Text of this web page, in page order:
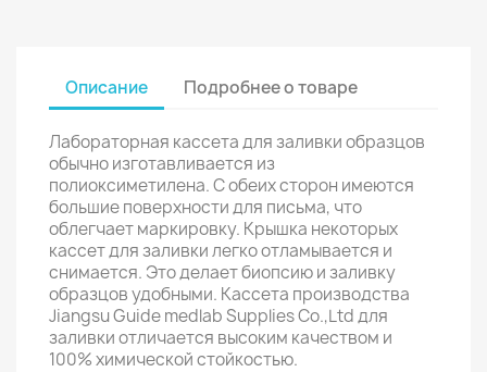
Описание Подробнее о товаре
Лабораторная кассета для заливки образцов
обычно изготавливается из
полиоксиметилена. С обеих сторон имеются
большие поверхности для письма, что
облегчает маркировку. Крышка некоторых
кассет для заливки легко отламывается и
снимается. Это делает биопсию и заливку
образцов удобными. Кассета производства
Jiangsu Guide medlab Supplies Co.,Ltd для
заливки отличается высоким качеством и
100% химической стойкостью.